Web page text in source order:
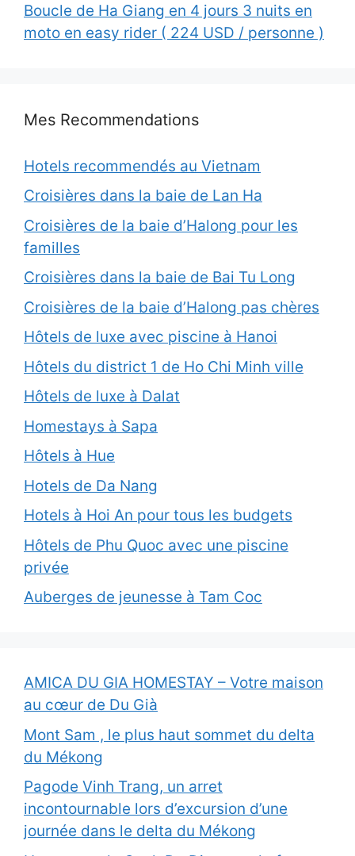
Boucle de Ha Giang en 4 jours 3 nuits en
moto en easy rider ( 224 USD / personne )
Mes Recommendations
Hotels recommendés au Vietnam
Croisières dans la baie de Lan Ha
Croisières de la baie d’Halong pour les
familles
Croisières dans la baie de Bai Tu Long
Croisières de la baie d’Halong pas chères
Hôtels de luxe avec piscine à Hanoi
Hôtels du district 1 de Ho Chi Minh ville
Hôtels de luxe à Dalat
Homestays à Sapa
Hôtels à Hue
Hotels de Da Nang
Hotels à Hoi An pour tous les budgets
Hôtels de Phu Quoc avec une piscine
privée
Auberges de jeunesse à Tam Coc
AMICA DU GIA HOMESTAY – Votre maison
au cœur de Du Già
Mont Sam , le plus haut sommet du delta
du Mékong
Pagode Vinh Trang, un arret
incontournable lors d’excursion d’une
journée dans le delta du Mékong